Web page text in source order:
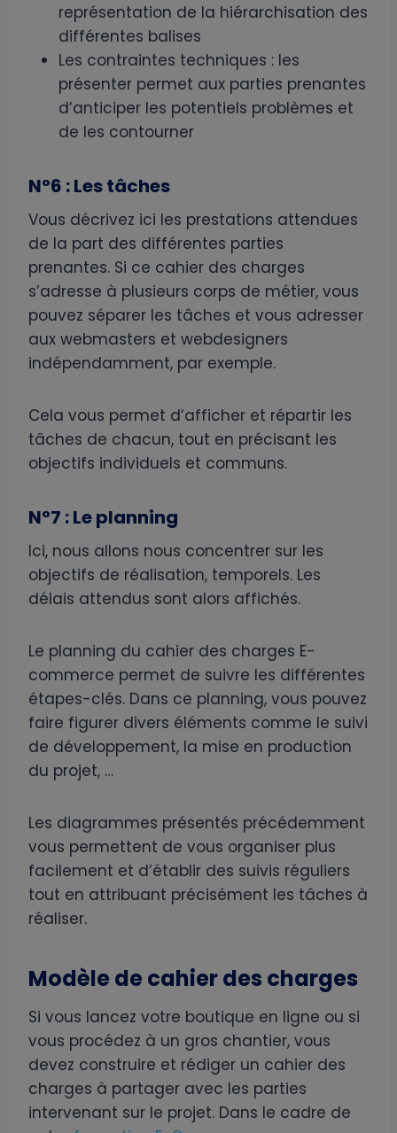
représentation de la hiérarchisation des
différentes balises
Les contraintes techniques : les
présenter permet aux parties prenantes
d’anticiper les potentiels problèmes et
de les contourner
N°6 : Les tâches
Vous décrivez ici les prestations attendues
de la part des différentes parties
prenantes. Si ce cahier des charges
s’adresse à plusieurs corps de métier, vous
pouvez séparer les tâches et vous adresser
aux webmasters et webdesigners
indépendamment, par exemple.
Cela vous permet d’afficher et répartir les
tâches de chacun, tout en précisant les
objectifs individuels et communs.
N°7 : Le planning
Ici, nous allons nous concentrer sur les
objectifs de réalisation, temporels. Les
délais attendus sont alors affichés.
Le planning du cahier des charges E-
commerce permet de suivre les différentes
étapes-clés. Dans ce planning, vous pouvez
faire figurer divers éléments comme le suivi
de développement, la mise en production
du projet, …
Les diagrammes présentés précédemment
vous permettent de vous organiser plus
facilement et d’établir des suivis réguliers
tout en attribuant précisément les tâches à
réaliser.
Modèle de cahier des charges
Si vous lancez votre boutique en ligne ou si
vous procédez à un gros chantier, vous
devez construire et rédiger un cahier des
charges à partager avec les parties
intervenant sur le projet. Dans le cadre de